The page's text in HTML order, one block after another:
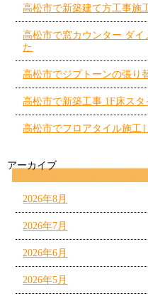
高松市で新築建て方工事施
高松市で窓カウンター ダ
た
高松市でジプトーンの張り
高松市で新築工事 1F床ス
高松市でフロアタイル施工
アーカイブ
2026年8月
2026年7月
2026年6月
2026年5月